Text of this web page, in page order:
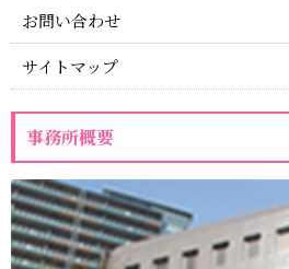
お問い合わせ
サイトマップ
事務所概要